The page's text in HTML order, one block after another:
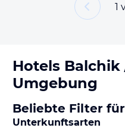
1
Hotels
Umgebung
Beliebte Filter
Unterkunftsarten